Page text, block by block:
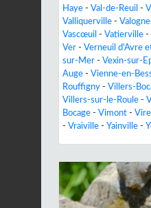
Haye - Val-de-Reuil -
Valliquerville -
Vascœuil - Vatierville -
Ver - Verneuil d'Avre
sur-Mer - Vexin-sur-
Auge - Vienne-en-
Rouffigny - Villers-
Villers-sur-le-Roule -
Bocage - Vimont -
- Vraiville - Yainville -